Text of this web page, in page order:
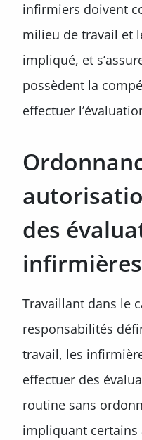
infirmiers doivent
milieu de travail et
impliqué, et
possèdent la
effectuer
des
infirmières
Travaillant dans le
responsabilités
travail, les
effectuer des
routine sans
impliquant certains